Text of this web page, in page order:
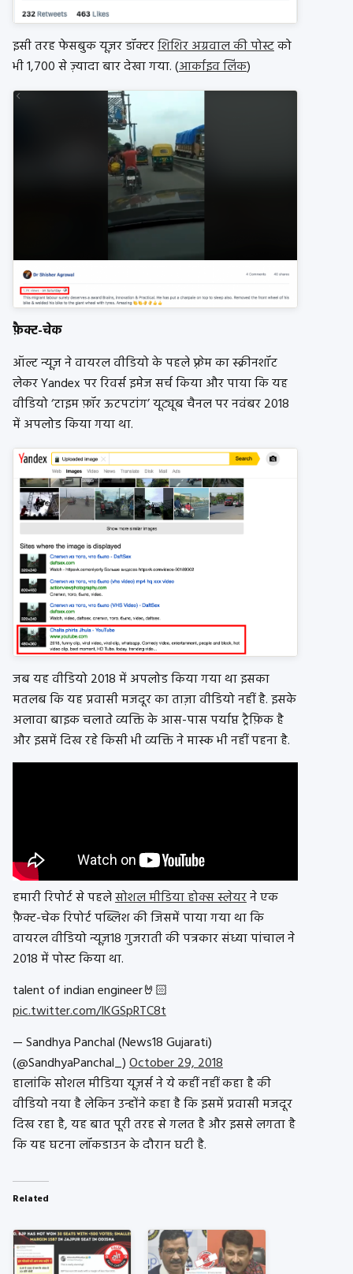
इसी तरह फेसबुक यूज़र डॉक्टरशिशिर अग्रवाल की पोस्टको
भी 1,700 से ज़्यादा बार देखा गया. (आर्काइव लिंक)
फ़ैक्ट-चेक
ऑल्ट न्यूज़ ने वायरल वीडियो के पहले फ़्रेम का स्क्रीनशॉट
लेकर Yandex पर रिवर्स इमेज सर्च किया और पाया कि यह
वीडियो ‘टाइम फ़ॉर ऊटपटांग’ यूट्यूब चैनल पर नवंबर 2018
में अपलोड किया गया था.
जब यह वीडियो 2018 में अपलोड किया गया था इसका
मतलब कि यह प्रवासी मजदूर का ताज़ा वीडियो नहीं है. इसके
अलावा बाइक चलाते व्यक्ति के आस-पास पर्याप्त ट्रैफ़िक है
और इसमें दिख रहे किसी भी व्यक्ति ने मास्क भी नहीं पहना है.
हमारी रिपोर्ट से पहलेसोशल मीडिया होक्स स्लेयरने एक
फ़ैक्ट-चेक रिपोर्ट पब्लिश की जिसमें पाया गया था कि
वायरल वीडियो न्यूज़18 गुजराती की पत्रकार संध्या पांचाल ने
2018 में पोस्ट किया था.
talent of indian engineer🤘🏻
pic.twitter.com/IKGSpRTC8t
— Sandhya Panchal (News18 Gujarati)
(@SandhyaPanchal_)October 29, 2018
हालांकि सोशल मीडिया यूज़र्स ने ये कहीं नहीं कहा है की
वीडियो नया है लेकिन उन्होंने कहा है कि इसमें प्रवासी मजदूर
दिख रहा है, यह बात पूरी तरह से गलत है और इससे लगता है
कि यह घटना लॉकडाउन के दौरान घटी है.
Related